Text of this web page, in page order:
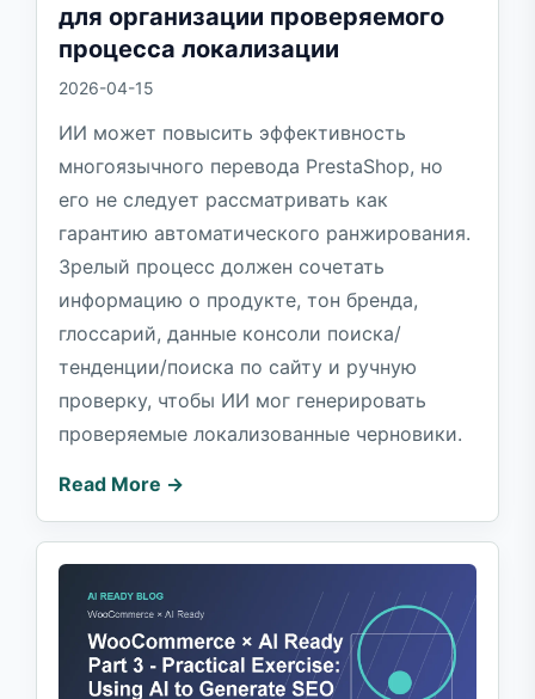
для организации проверяемого
процесса локализации
2026-04-15
ИИ может повысить эффективность
многоязычного перевода PrestaShop, но
его не следует рассматривать как
гарантию автоматического ранжирования.
Зрелый процесс должен сочетать
информацию о продукте, тон бренда,
глоссарий, данные консоли поиска/
тенденции/поиска по сайту и ручную
проверку, чтобы ИИ мог генерировать
проверяемые локализованные черновики.
Read More →